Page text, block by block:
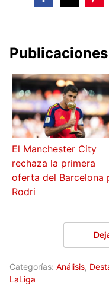
El Manchester City
rechaza la primera
oferta del Barcelona
Rodri
Categorías: Análisis,
LaLiga